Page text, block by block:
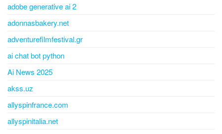
adobe generative ai 2
adonnasbakery.net
adventurefilmfestival.gr
ai chat bot python
Ai News 2025
akss.uz
allyspinfrance.com
allyspinitalia.net